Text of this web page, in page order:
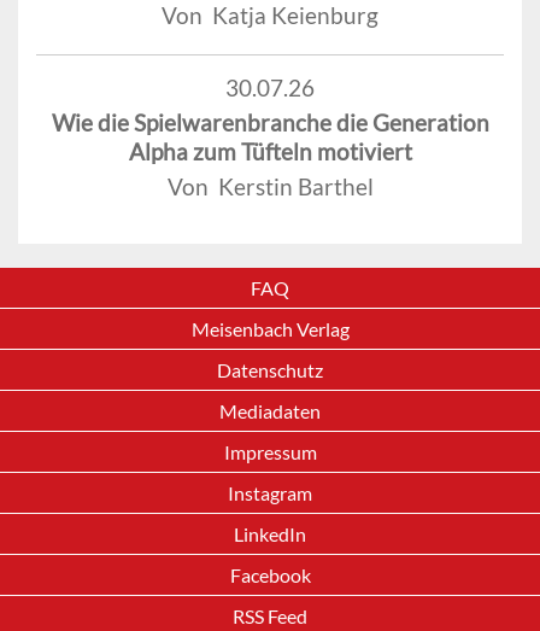
Von Katja Keienburg
30.07.26
Wie die Spielwarenbranche die Generation
Alpha zum Tüfteln motiviert
Von Kerstin Barthel
FAQ
Meisenbach Verlag
Datenschutz
Mediadaten
Impressum
Instagram
LinkedIn
Facebook
RSS Feed